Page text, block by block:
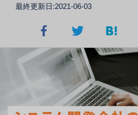
最終更新日:2021-06-03